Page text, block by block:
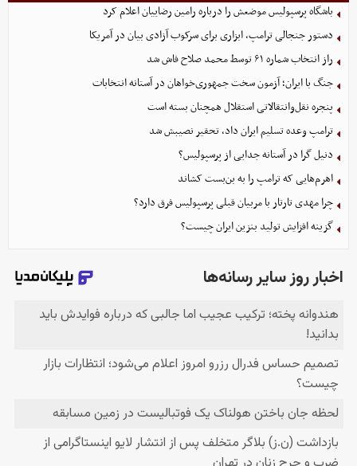
باشگاه پرسپولیس موضعش را درباره رامین رضاییان اعلام کرد
دستور جنجالی ترامپ، ابزاری برای سرکوب آزادی بیان در آمریکا
راز انتخاب شماره ۶۱ توسط محمد صلاح فاش شد
جنگ با ایران؛ آزمون سخت جمهوری‌خواهان در آستانه انتخابات
پنجره نقل‌وانتقالاتی استقلال همچنان بسته است
ترامپ وعده تسلیم ایران داد، تحقیر نصیبش شد
دنیل گرا در آستانه جدایی از پرسپولیس؟
اهرم‌هایی که ترامپ را به بن‌بست کشاند
چرا مهدی تارتار با مربیان قبلی پرسپولیس فرق دارد؟
گزینه‌ افزایش تولید بنزین ایران چیست؟